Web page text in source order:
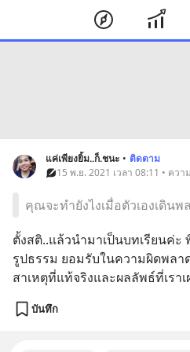
แค่เพียงยิ้ม..ก็.ชนะ • ติดตาม
15 พ.ย. 2021 เวลา 08:11 • คว
คุณจะทำยังไงเมื่อตัวเองเดินพ
ตั้งสติ..แล้วนำมาเป็นบทเรียนค่
รูปธรรม ยอมรับในความผิดพลา
สาเหตุที่แท้จริงและผลลัพธ์ที่เรา
บันทึก